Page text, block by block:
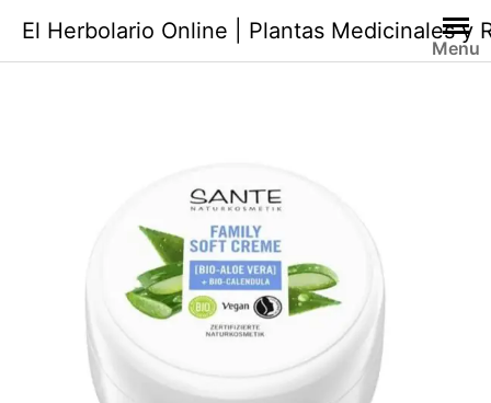
contenido
El Herbolario Online | Plantas Medicinales y
Menu